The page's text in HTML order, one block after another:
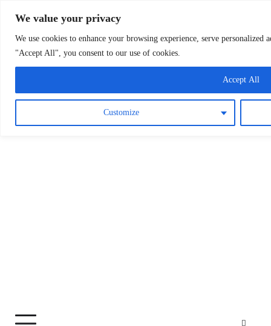
We value your privacy
We use cookies to enhance your browsing experience, serve
"Accept All", you consent to our use of cookies.
Customize
Accept All
content
Osterreichische Pfarreie